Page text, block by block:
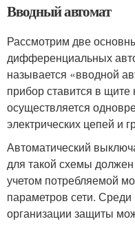
Вводный автомат
Рассмотрим две
дифференциальных
называется «вводной
прибор ставится в
осуществляется
электрических цепей и
Автоматический
для такой схемы
учетом потребляемой
параметров сети.
организации защиты